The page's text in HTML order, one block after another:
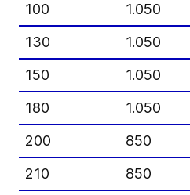
100
1.050
130
1.050
150
1.050
180
1.050
200
850
210
850